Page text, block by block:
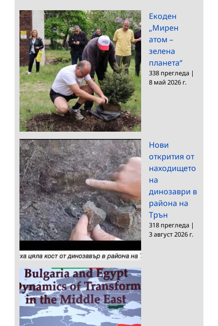
Екоден
„Мирен
атом –
зелена
планета“
338 прегледа |
8 май 2026 г.
Нови
открития от
находището
на
динозаври в
района на
Трън
318 прегледа |
3 август 2026 г.